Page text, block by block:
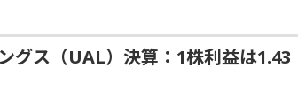
ス（UAL）決算：1株利益は1.43